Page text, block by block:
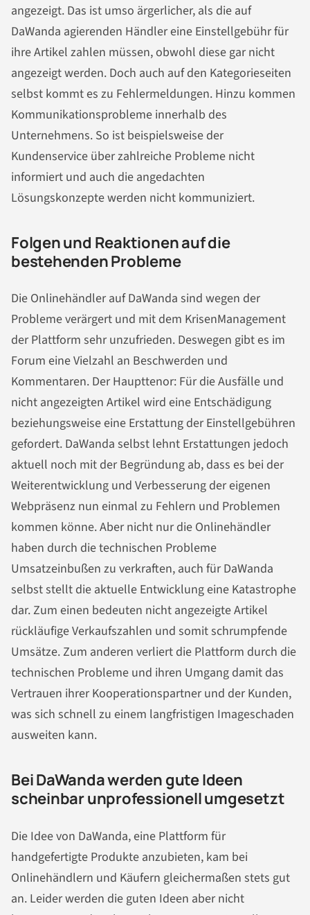
angezeigt. Das ist umso ärgerlicher, als die auf
DaWanda agierenden Händler eine Einstellgebühr für
ihre Artikel zahlen müssen, obwohl diese gar nicht
angezeigt werden. Doch auch auf den Kategorieseiten
selbst kommt es zu Fehlermeldungen. Hinzu kommen
Kommunikationsprobleme innerhalb des
Unternehmens. So ist beispielsweise der
Kundenservice über zahlreiche Probleme nicht
informiert und auch die angedachten
Lösungskonzepte werden nicht kommuniziert.
Folgen und Reaktionen auf die
bestehenden Probleme
Die Onlinehändler auf DaWanda sind wegen der
Probleme verärgert und mit dem KrisenManagement
der Plattform sehr unzufrieden. Deswegen gibt es im
Forum eine Vielzahl an Beschwerden und
Kommentaren. Der Haupttenor: Für die Ausfälle und
nicht angezeigten Artikel wird eine Entschädigung
beziehungsweise eine Erstattung der Einstellgebühren
gefordert. DaWanda selbst lehnt Erstattungen jedoch
aktuell noch mit der Begründung ab, dass es bei der
Weiterentwicklung und Verbesserung der eigenen
Webpräsenz nun einmal zu Fehlern und Problemen
kommen könne. Aber nicht nur die Onlinehändler
haben durch die technischen Probleme
Umsatzeinbußen zu verkraften, auch für DaWanda
selbst stellt die aktuelle Entwicklung eine Katastrophe
dar. Zum einen bedeuten nicht angezeigte Artikel
rückläufige Verkaufszahlen und somit schrumpfende
Umsätze. Zum anderen verliert die Plattform durch die
technischen Probleme und ihren Umgang damit das
Vertrauen ihrer Kooperationspartner und der Kunden,
was sich schnell zu einem langfristigen Imageschaden
ausweiten kann.
Bei DaWanda werden gute Ideen
scheinbar unprofessionell umgesetzt
Die Idee von DaWanda, eine Plattform für
handgefertigte Produkte anzubieten, kam bei
Onlinehändlern und Käufern gleichermaßen stets gut
an. Leider werden die guten Ideen aber nicht